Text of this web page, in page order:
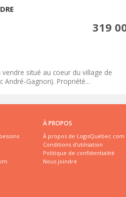
319
situé au coeur du village de
André-Gagnon). Propriété...
À PROPOS
À propos de LogisQuébec.com
Conditions d'utilisation
Politique de confidentialité
Nous joindre